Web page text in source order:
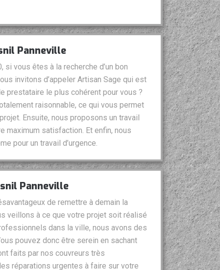
Panneville
vous êtes à la recherche d’un bon
invitons d’appeler Artisan Sage qui est
prestataire le plus cohérent pour vous ?
raisonnable, ce qui vous permet
Ensuite, nous proposons un travail
maximum satisfaction. Et enfin, nous
pour un travail d’urgence.
Panneville
de remettre à demain la
veillons à ce que votre projet soit réalisé
dans la ville, nous avons des
pouvez donc être serein en sachant
faits par nos couvreurs très
réparations urgentes à faire sur votre